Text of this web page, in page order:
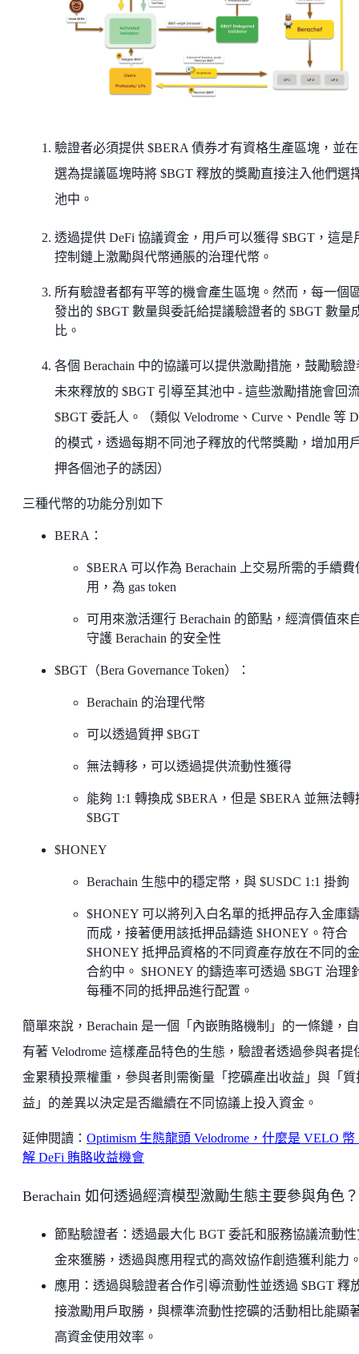
驗證者必須提供 $BERA 債券才有資格生產區塊，並
選為提議區塊時將 $BGT 釋放的獎勵直接注入他們選
池中。
透過提供 DeFi 協議資金，用戶可以獲得 $BGT，這是
控制鏈上激勵與代幣通脹的治理代幣。
所有驗證者都有平等的機會產生區塊。然而，每一個
發出的 $BGT 數量與委託給提議驗證者的 $BGT 數量
比。
各個 Berachain 中的協議可以提供激勵措施，鼓勵驗證
未來釋放的 $BGT 引導至其池中 - 這些激勵措施會回
$BGT 委託人。（類似 Velodrome、Curve、Pendle 等
的模式，透過每期不同池子釋放的代幣獎勵，增加用
押各個池子的誘因）
三種代幣的功能分別如下
BERA：
$BERA 可以作為 Berachain 上交易所需的手續費
用，為 gas token
可用來激活運行 Berachain 的節點，經濟價值來
守護 Berachain 的安全性
$BGT（Bera Governance Token）：
Berachain 的治理代幣
可以透過質押 $BGT
無法轉移，可以透過提供流動性獲得
能夠 1:1 轉換成 $BERA，但是 $BERA 並無法轉
$BGT
$HONEY
Berachain 生態中的穩定幣，與 $USDC 1:1 掛鉤
$HONEY 可以將列入白名單的抵押品存入金庫
而成，接著便用該抵押品鑄造 $HONEY。符合
$HONEY 抵押品資格的不同資產存放在不同的
合約中。 $HONEY 的鑄造率可透過 $BGT 治理
每種不同的抵押品進行配置。
簡單來說，Berachain 是一個「內嵌賄賂機制」的一條鏈，
有著 Velodrome 這樣產品特色的生態，驗證者透過參與者提
金累積投票權重，參與者則需衡量「挖礦產出收益」與「質
益」的差異以決定是否繼續在不同協議上投入資金。
延伸閱讀： Optimism 生態龍頭 Velodrome，什麼是 VELO 幣
解 DeFi 賄賂收益機會
Berachain 如何透過經濟模型激勵生態主要參與角色？
節點驗證者：透過最大化 BGT 委託和服務協議流動性
金來獲勝，透過與應用程式的高效協作創造獲利能力
應用：透過與驗證者合作引導流動性並透過 $BGT 釋
接激勵用戶取勝，與標準流動性挖礦的活動相比能顯
高資金使用效率。